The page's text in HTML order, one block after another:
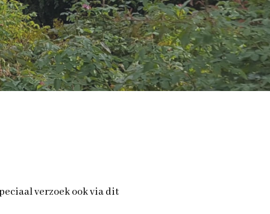
verzoek ook via dit